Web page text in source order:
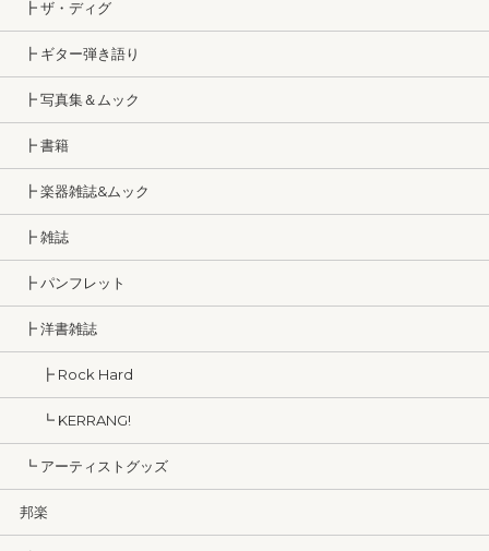
┣ ザ・ディグ
┣ ギター弾き語り
┣ 写真集＆ムック
┣ 書籍
┣ 楽器雑誌&ムック
┣ 雑誌
┣ パンフレット
┣ 洋書雑誌
┣ Rock Hard
┗ KERRANG!
┗ アーティストグッズ
邦楽